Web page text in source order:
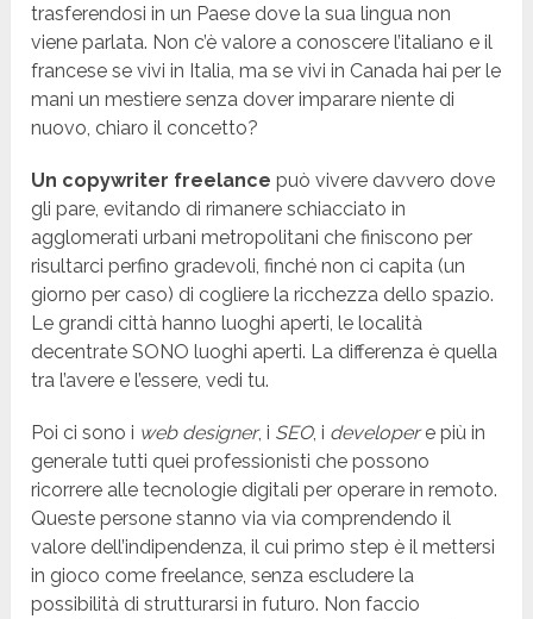
trasferendosi in un Paese dove la sua lingua non
viene parlata. Non c’è valore a conoscere l’italiano e il
francese se vivi in Italia, ma se vivi in Canada hai per le
mani un mestiere senza dover imparare niente di
nuovo, chiaro il concetto?
Un copywriter freelance può vivere davvero dove
gli pare, evitando di rimanere schiacciato in
agglomerati urbani metropolitani che finiscono per
risultarci perfino gradevoli, finché non ci capita (un
giorno per caso) di cogliere la ricchezza dello spazio.
Le grandi città hanno luoghi aperti, le località
decentrate SONO luoghi aperti. La differenza è quella
tra l’avere e l’essere, vedi tu.
Poi ci sono i web designer, i SEO, i developere più in
generale tutti quei professionisti che possono
ricorrere alle tecnologie digitali per operare in remoto.
Queste persone stanno via via comprendendo il
valore dell’indipendenza, il cui primo step è il mettersi
in gioco come freelance, senza escludere la
possibilità di strutturarsi in futuro. Non faccio